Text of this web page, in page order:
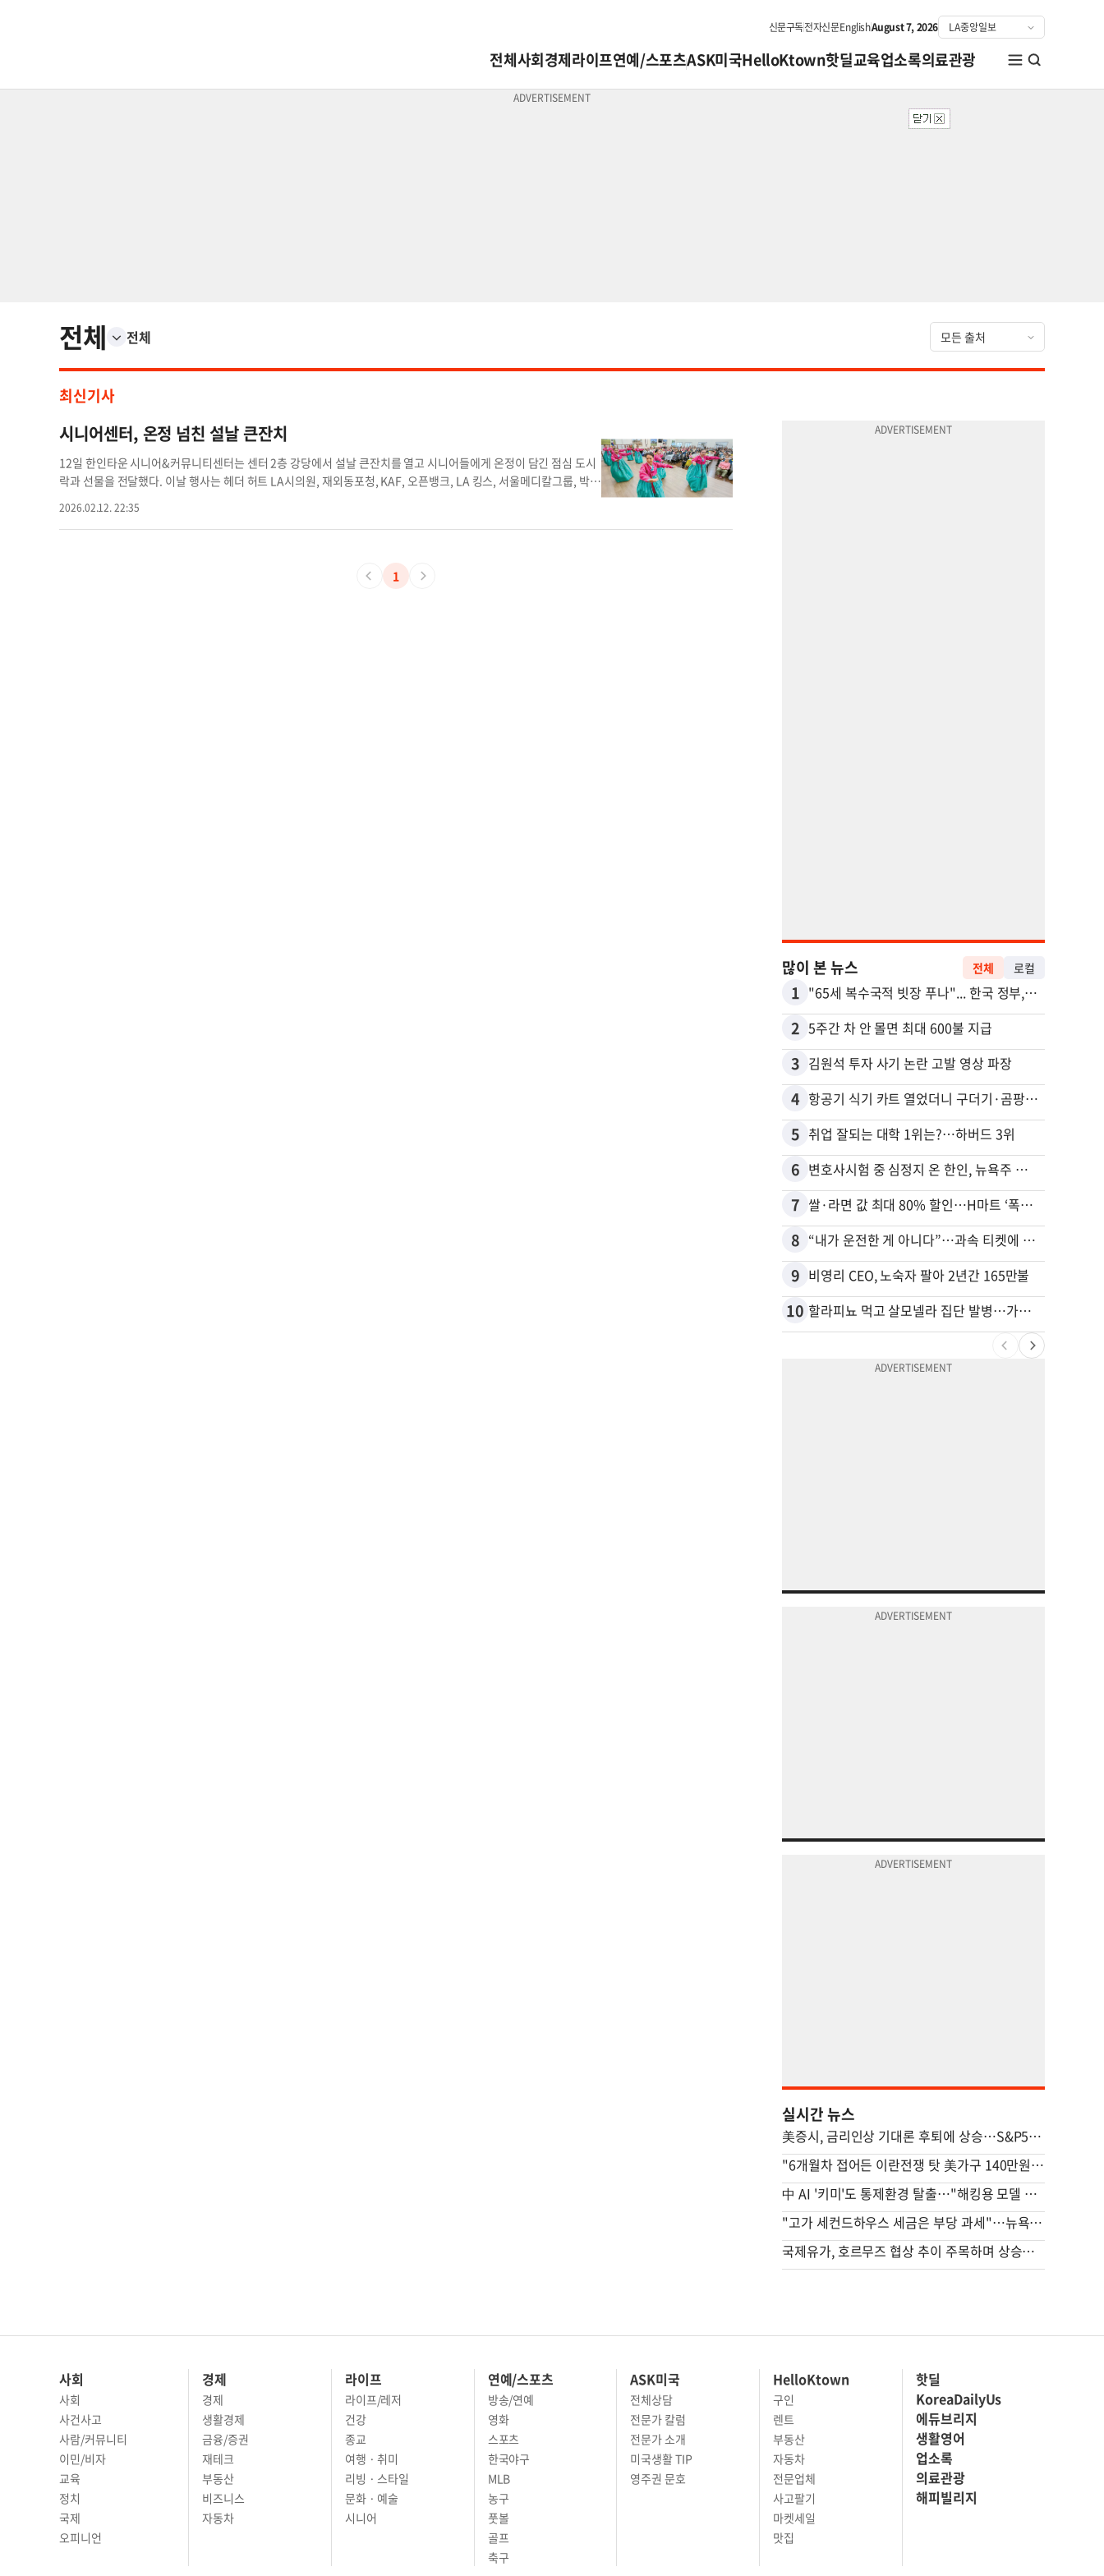
신문구독전자신문EnglishAugust 7, 2026
전체사회경제라이프연예/스포츠ASK미국HelloKtown핫딜교육업소록의료관광
전체 전체
최신기사
시니어센터, 온정 넘친 설날 큰잔치
12일 한인타운 시니어&커뮤니티센터는 센터 2층 강당에서 설날 큰잔치를 열고 시니어들에게 온정이 담긴 점심 도시
락과 선물을 전달했다. 이날 행사는 헤더 허트 LA시의원, 재외동포청, KAF, 오픈뱅크, LA 킹스, 서울메디칼그룹, 박대
습. 김상진 기자시니어센터 큰잔치 시니어센터 온정 시니어센터 한국무용반 설날 큰잔치
2026.02.12. 22:35
1
많이 본 뉴스 전체 로컬
1 "65세 복수국적 빗장 푸나"... 한국 정부, 연령 완화 전면 추진
2 5주간 차 안 몰면 최대 600불 지급
3 김원석 투자 사기 논란 고발 영상 파장
4 항공기 식기 카트 열었더니 구더기·곰팡이…LAX 기내식 업체 논란
5 취업 잘되는 대학 1위는?…하버드 3위
6 변호사시험 중 심정지 온 한인, 뉴욕주 제소
7 쌀·라면 값 최대 80% 할인…H마트 ‘폭탄 세일’
8 “내가 운전한 게 아니다”…과속 티켓에 오토파일럿 탓한 운전자
9 비영리 CEO, 노숙자 팔아 2년간 165만불
10 할라피뇨 먹고 살모넬라 집단 발병…가주 등 27개 주 확산
실시간 뉴스
美증시, 금리인상 기대론 후퇴에 상승…S&P500 사상최고치 마감
"6개월차 접어든 이란전쟁 탓 美가구 140만원 추가 부담"
中 AI '키미'도 통제환경 탈출…"해킹용 모델 될수도" 우려
"고가 세컨드하우스 세금은 부당 과세"…뉴욕시 상대 소송
국제유가, 호르무즈 협상 추이 주목하며 상승…브렌트 1%↑
사회
사회
사건사고
사람/커뮤니티
이민/비자
교육
정치
국제
오피니언
경제
경제
생활경제
금융/증권
재테크
부동산
비즈니스
자동차
라이프
라이프/레저
건강
종교
여행 · 취미
리빙 · 스타일
문화 · 예술
시니어
연예/스포츠
방송/연예
영화
스포츠
한국야구
MLB
농구
풋볼
골프
축구
ASK미국
전체상담
전문가 칼럼
전문가 소개
미국생활 TIP
영주권 문호
HelloKtown
구인
렌트
부동산
자동차
전문업체
사고팔기
마켓세일
맛집
핫딜
KoreaDailyUs
에듀브리지
생활영어
업소록
의료관광
해피빌리지